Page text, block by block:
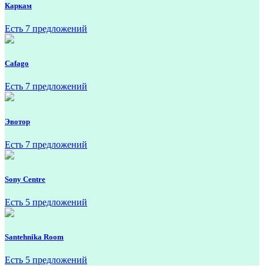
Каркам
Есть 7 предложений
Cafago
Есть 7 предложений
Эвотор
Есть 7 предложений
Sony Centre
Есть 5 предложений
Santehnika Room
Есть 5 предложений